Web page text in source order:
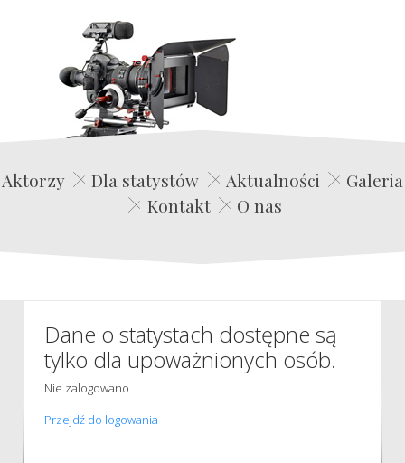
Edwin Film Agencja Aktorska
Aktorzy Dla statystów Aktualności
Galeria
Kontakt
O nas
Dane o statystach dostępne są
tylko dla upoważnionych osób.
Nie zalogowano
Przejdź do logowania